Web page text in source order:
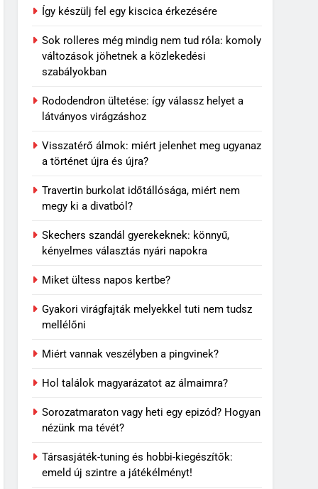
Így készülj fel egy kiscica érkezésére
Sok rolleres még mindig nem tud róla: komoly
változások jöhetnek a közlekedési
szabályokban
Rododendron ültetése: így válassz helyet a
látványos virágzáshoz
Visszatérő álmok: miért jelenhet meg ugyanaz
a történet újra és újra?
Travertin burkolat időtállósága, miért nem
megy ki a divatból?
Skechers szandál gyerekeknek: könnyű,
kényelmes választás nyári napokra
Miket ültess napos kertbe?
Gyakori virágfajták melyekkel tuti nem tudsz
mellélőni
Miért vannak veszélyben a pingvinek?
Hol találok magyarázatot az álmaimra?
Sorozatmaraton vagy heti egy epizód? Hogyan
nézünk ma tévét?
Társasjáték-tuning és hobbi-kiegészítők:
emeld új szintre a játékélményt!
5
válassz helyet a látványos
virágzáshoz